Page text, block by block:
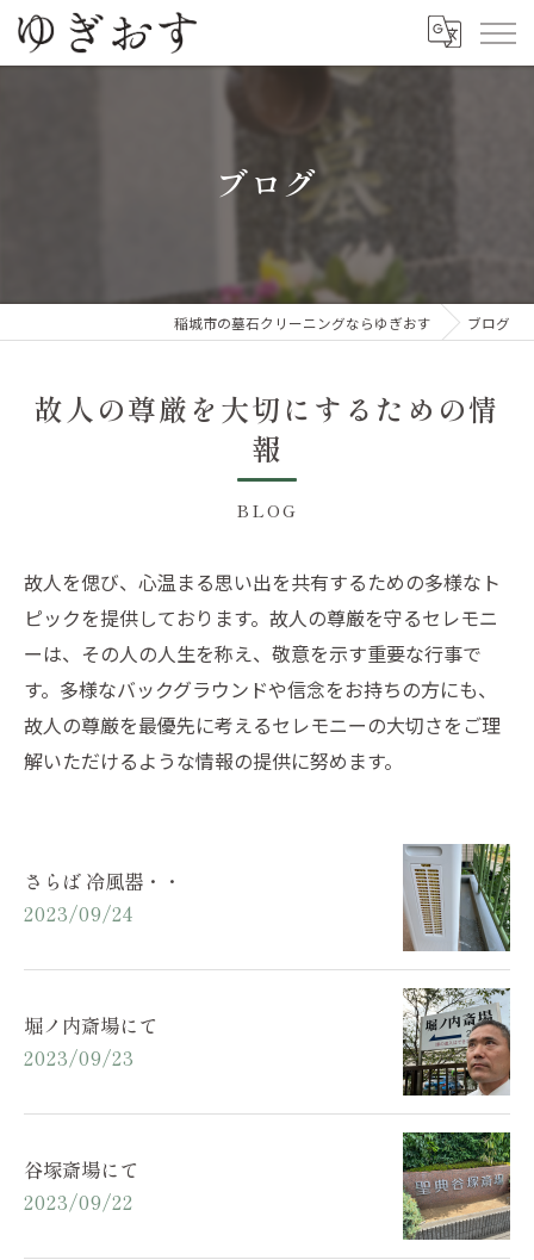
ブログ
稲城市の墓石クリーニングならゆぎおす ブログ
故人の尊厳を大切にするための情
報
BLOG
故人を偲び、心温まる思い出を共有するための多様なト
ピックを提供しております。故人の尊厳を守るセレモニ
ーは、その人の人生を称え、敬意を示す重要な行事で
す。多様なバックグラウンドや信念をお持ちの方にも、
故人の尊厳を最優先に考えるセレモニーの大切さをご理
解いただけるような情報の提供に努めます。
さらば 冷風器・・
2023/09/24
堀ノ内斎場にて
2023/09/23
谷塚斎場にて
2023/09/22